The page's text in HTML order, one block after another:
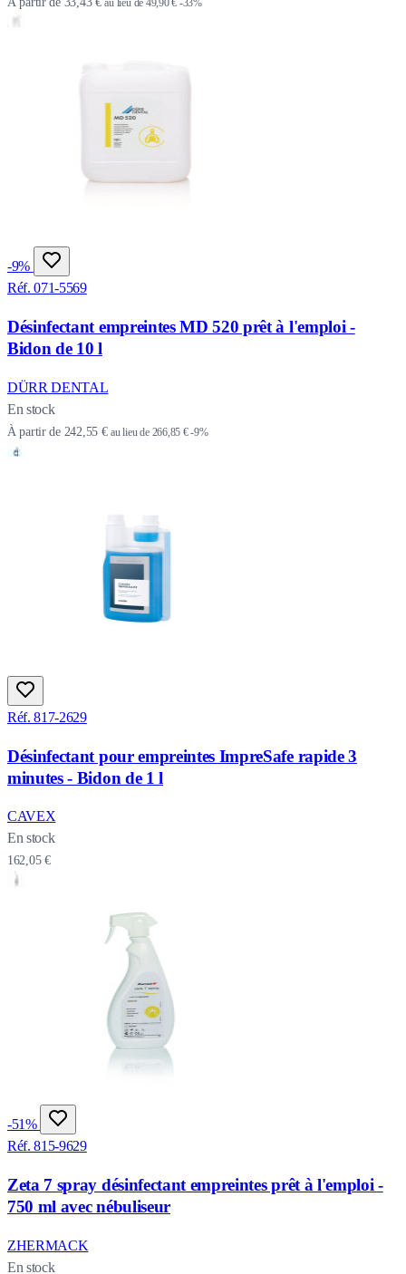
au lieu de 49,90 € -33%
-9%
Réf. 071-5569
Désinfectant empreintes MD 520 prêt à l'emploi -
Bidon de 10 l
DÜRR DENTAL
En stock
À partir de 242,55 € au lieu de 266,85 €-9%
Réf. 817-2629
Désinfectant pour empreintes ImpreSafe rapide 3
minutes - Bidon de 1 l
CAVEX
En stock
162,05 €
-51%
Réf. 815-9629
Zeta 7 spray désinfectant empreintes prêt à l'emploi -
750 ml avec nébuliseur
ZHERMACK
En stock